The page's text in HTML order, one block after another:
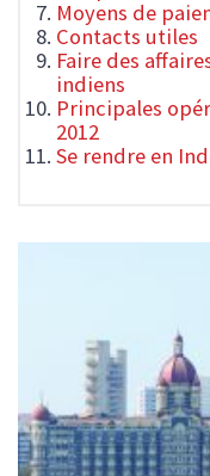
Moyens de
Contacts utiles
Faire des
indiens
Principales
2012
Se rendre en